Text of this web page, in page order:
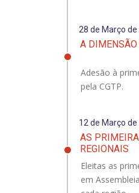
28 de Março de
A
Adesão à
pela CGTP.
12 de Março de
AS
REGIONAIS
Eleitas as
em